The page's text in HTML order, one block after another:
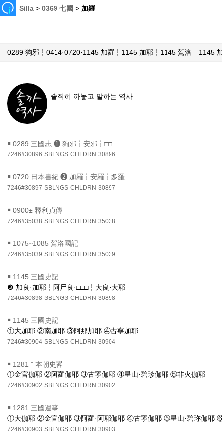
Silla >0369 七國 > 加羅
0289 狗邪┆0414·0720·1145 加羅┆1145 加耶┆1145 駕洛┆1145
...
솔직히 까놓고 말하는 역사
￭ 0289 三國志 ❶ 狗邪┆安邪┆□□
7246#30896 SBLNGS CHLDRN 30896
￭ 0720 日本書紀 ❷ 加羅┆安羅┆多羅
7246#30897 SBLNGS CHLDRN 30897
￭ 0900± 釋利貞傳
7246#35038 SBLNGS CHLDRN 35038
￭ 1075~1085 駕洛國記
7246#35039 SBLNGS CHLDRN 35039
￭ 1145 三國史記
❸ 加良·加耶┆阿尸良·□□□┆大良·大耶
7246#30898 SBLNGS CHLDRN 30898
￭ 1145 三國史記
①大加耶 ②南加耶 ③阿那加耶 ④古寧加耶
7246#30904 SBLNGS CHLDRN 30904
￭ 1281 ⁻ 本朝史畧
①金官伽耶 ②阿羅伽耶 ③古寧伽耶 ④星山·碧珍伽耶 ⑤非火伽耶
7246#30902 SBLNGS CHLDRN 30902
￭ 1281 三國遺事
①大伽耶 ②金官伽耶 ③阿羅·阿耶伽耶 ④古寧伽耶 ⑤星山·碧珎伽耶
7246#30903 SBLNGS CHLDRN 30903